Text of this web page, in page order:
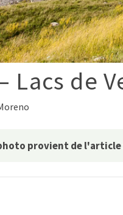
Lacs de
provient de l'article